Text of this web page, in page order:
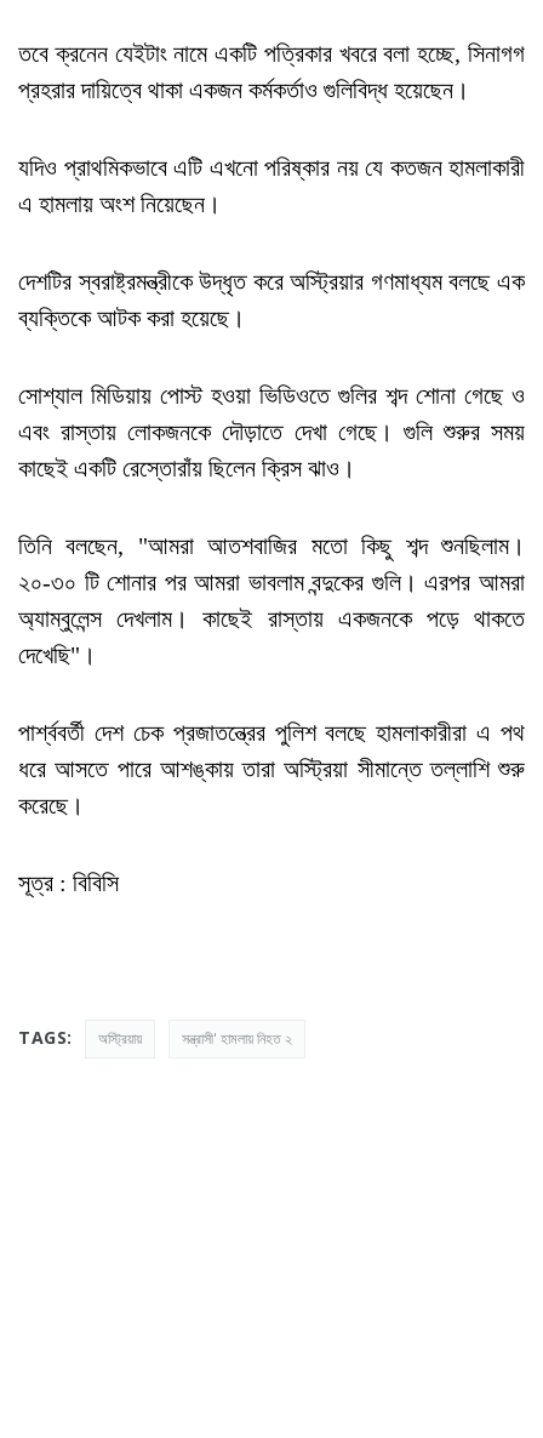
তবে ক্রনেন যেইটাং নামে একটি পত্রিকার খবরে বলা হচ্ছে, সিনাগগ
প্রহরার দায়িত্বে থাকা একজন কর্মকর্তাও গুলিবিদ্ধ হয়েছেন।
যদিও প্রাথমিকভাবে এটি এখনো পরিষ্কার নয় যে কতজন হামলাকারী
এ হামলায় অংশ নিয়েছেন।
দেশটির স্বরাষ্ট্রমন্ত্রীকে উদ্ধৃত করে অস্ট্রিয়ার গণমাধ্যম বলছে এক
ব্যক্তিকে আটক করা হয়েছে।
সোশ্যাল মিডিয়ায় পোস্ট হওয়া ভিডিওতে গুলির শব্দ শোনা গেছে ও
এবং রাস্তায় লোকজনকে দৌড়াতে দেখা গেছে। গুলি শুরুর সময়
কাছেই একটি রেস্তোরাঁয় ছিলেন ক্রিস ঝাও।
তিনি বলছেন, "আমরা আতশবাজির মতো কিছু শব্দ শুনছিলাম।
২০-৩০ টি শোনার পর আমরা ভাবলাম বন্দুকের গুলি। এরপর আমরা
অ্যাম্বুলেন্স দেখলাম। কাছেই রাস্তায় একজনকে পড়ে থাকতে
দেখেছি"।
পার্শ্ববর্তী দেশ চেক প্রজাতন্ত্রের পুলিশ বলছে হামলাকারীরা এ পথ
ধরে আসতে পারে আশঙ্কায় তারা অস্ট্রিয়া সীমান্তে তল্লাশি শুরু
করেছে।
সূত্র : বিবিসি
TAGS: অস্ট্রিয়ায় সন্ত্রাসী' হামলায় নিহত ২